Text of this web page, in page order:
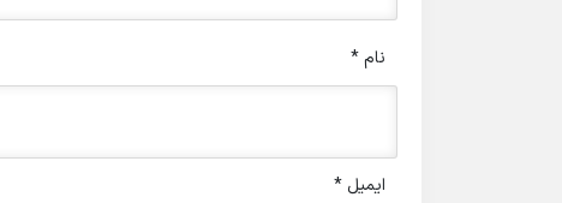
نام*
ایمیل *